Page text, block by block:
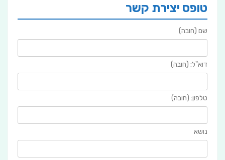
טופס יצירת קשר
שם (חובה)
דוא"ל: (חובה)
טלפון: (חובה)
נושא